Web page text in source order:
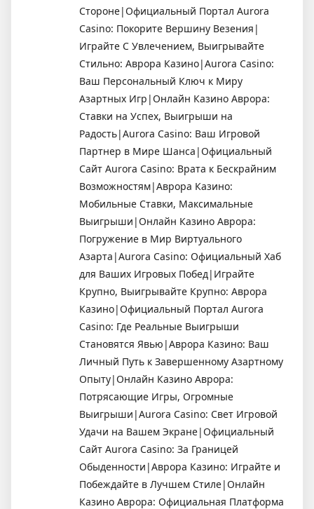
Стороне|Официальный Портал Aurora
Casino: Покорите Вершину Везения|
Играйте С Увлечением, Выигрывайте
Стильно: Аврора Казино|Aurora Casino:
Ваш Персональный Ключ к Миру
Азартных Игр|Онлайн Казино Аврора:
Ставки на Успех, Выигрыши на
Радость|Aurora Casino: Ваш Игровой
Партнер в Мире Шанса|Официальный
Сайт Aurora Casino: Врата к Бескрайним
Возможностям|Аврора Казино:
Мобильные Ставки, Максимальные
Выигрыши|Онлайн Казино Аврора:
Погружение в Мир Виртуального
Азарта|Aurora Casino: Официальный Хаб
для Ваших Игровых Побед|Играйте
Крупно, Выигрывайте Крупно: Аврора
Казино|Официальный Портал Aurora
Casino: Где Реальные Выигрыши
Становятся Явью|Аврора Казино: Ваш
Личный Путь к Завершенному Азартному
Опыту|Онлайн Казино Аврора:
Потрясающие Игры, Огромные
Выигрыши|Aurora Casino: Свет Игровой
Удачи на Вашем Экране|Официальный
Сайт Aurora Casino: За Границей
Обыденности|Аврора Казино: Играйте и
Побеждайте в Лучшем Стиле|Онлайн
Казино Аврора: Официальная Платформа